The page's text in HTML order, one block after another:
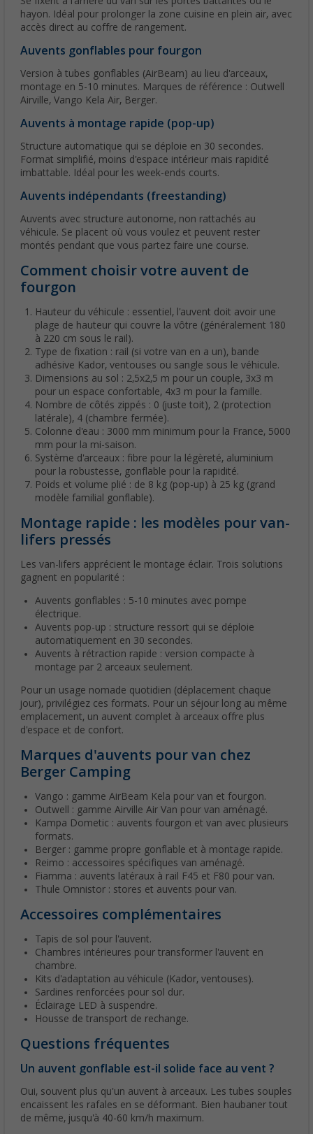
hayon. Idéal pour prolonger la zone cuisine en plein air, avec
accès direct au coffre de rangement.
Auvents gonflables pour fourgon
Version à tubes gonflables (AirBeam) au lieu d'arceaux,
montage en 5-10 minutes. Marques de référence : Outwell
Airville, Vango Kela Air, Berger.
Auvents à montage rapide (pop-up)
Structure automatique qui se déploie en 30 secondes.
Format simplifié, moins d'espace intérieur mais rapidité
imbattable. Idéal pour les week-ends courts.
Auvents indépendants (freestanding)
Auvents avec structure autonome, non rattachés au
véhicule. Se placent où vous voulez et peuvent rester
montés pendant que vous partez faire une course.
Comment choisir votre auvent de
fourgon
Hauteur du véhicule : essentiel, l'auvent doit avoir une
plage de hauteur qui couvre la vôtre (généralement 180
à 220 cm sous le rail).
Type de fixation : rail (si votre van en a un), bande
adhésive Kador, ventouses ou sangle sous le véhicule.
Dimensions au sol : 2,5x2,5 m pour un couple, 3x3 m
pour un espace confortable, 4x3 m pour la famille.
Nombre de côtés zippés : 0 (juste toit), 2 (protection
latérale), 4 (chambre fermée).
Colonne d'eau : 3000 mm minimum pour la France, 5000
mm pour la mi-saison.
Système d'arceaux : fibre pour la légèreté, aluminium
pour la robustesse, gonflable pour la rapidité.
Poids et volume plié : de 8 kg (pop-up) à 25 kg (grand
modèle familial gonflable).
Montage rapide : les modèles pour van-
lifers pressés
Les van-lifers apprécient le montage éclair. Trois solutions
gagnent en popularité :
Auvents gonflables : 5-10 minutes avec pompe
électrique.
Auvents pop-up : structure ressort qui se déploie
automatiquement en 30 secondes.
Auvents à rétraction rapide : version compacte à
montage par 2 arceaux seulement.
Pour un usage nomade quotidien (déplacement chaque
jour), privilégiez ces formats. Pour un séjour long au même
emplacement, un auvent complet à arceaux offre plus
d'espace et de confort.
Marques d'auvents pour van chez
Berger Camping
Vango : gamme AirBeam Kela pour van et fourgon.
Outwell : gamme Airville Air Van pour van aménagé.
Kampa Dometic : auvents fourgon et van avec plusieurs
formats.
Berger : gamme propre gonflable et à montage rapide.
Reimo : accessoires spécifiques van aménagé.
Fiamma : auvents latéraux à rail F45 et F80 pour van.
Thule Omnistor : stores et auvents pour van.
Accessoires complémentaires
Tapis de sol pour l'auvent.
Chambres intérieures pour transformer l'auvent en
chambre.
Kits d'adaptation au véhicule (Kador, ventouses).
Sardines renforcées pour sol dur.
Éclairage LED à suspendre.
Housse de transport de rechange.
Questions fréquentes
Un auvent gonflable est-il solide face au vent ?
Oui, souvent plus qu'un auvent à arceaux. Les tubes souples
encaissent les rafales en se déformant. Bien haubaner tout
de même, jusqu'à 40-60 km/h maximum.